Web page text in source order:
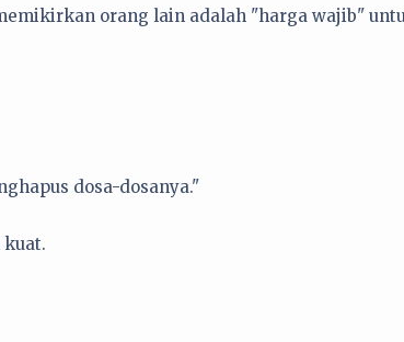
orang lain adalah "harga wajib"
dosa-dosanya."